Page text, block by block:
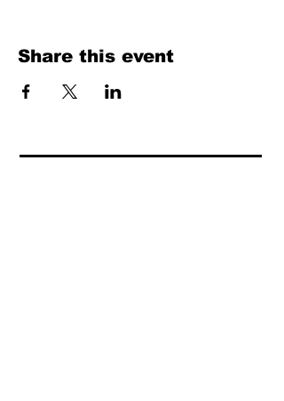
Share this event
Fill Out the Form. We Will Get Back to